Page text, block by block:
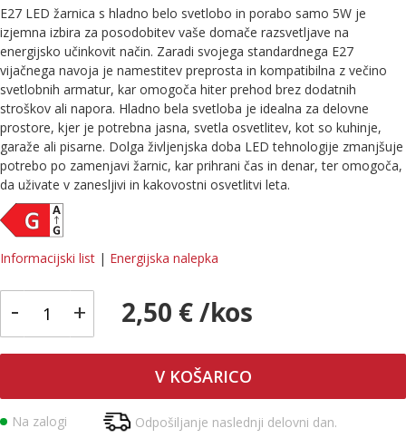
E27 LED žarnica s hladno belo svetlobo in porabo samo 5W je
izjemna izbira za posodobitev vaše domače razsvetljave na
energijsko učinkovit način. Zaradi svojega standardnega E27
vijačnega navoja je namestitev preprosta in kompatibilna z večino
svetlobnih armatur, kar omogoča hiter prehod brez dodatnih
stroškov ali napora. Hladno bela svetloba je idealna za delovne
prostore, kjer je potrebna jasna, svetla osvetlitev, kot so kuhinje,
garaže ali pisarne. Dolga življenjska doba LED tehnologije zmanjšuje
potrebo po zamenjavi žarnic, kar prihrani čas in denar, ter omogoča,
da uživate v zanesljivi in kakovostni osvetlitvi leta.
Informacijski list | Energijska nalepka
- + 2,50 € /kos
V KOŠARICO
Na zalogi Odpošiljanje naslednji delovni dan.